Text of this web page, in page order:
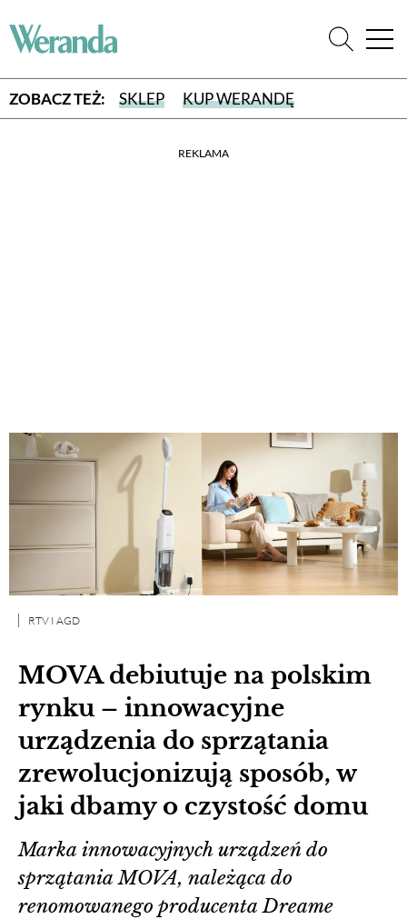
ZOBACZ TEŻ: SKLEP KUP WERANDĘ
REKLAMA
MOVA debiutuje na polskim
rynku – innowacyjne
urządzenia do sprzątania
zrewolucjonizują sposób, w
jaki dbamy o czystość domu
RTV I AGD
Marka innowacyjnych urządzeń do
sprzątania MOVA, należąca do
renomowanego producenta Dreame